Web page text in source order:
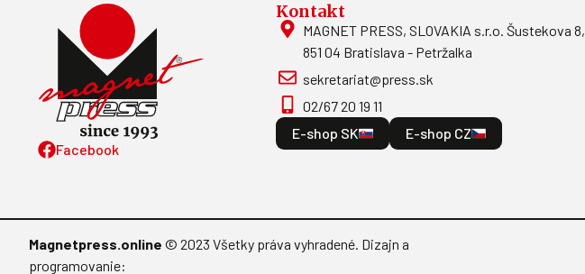
Facebook
Kontakt
MAGNET PRESS, SLOVAKIA s.r.o. Šustekova 8,
851 04 Bratislava - Petržalka
sekretariat@press.sk
02/67 20 19 11
E-shop SK
E-shop CZ
Magnetpress.online © 2023 Všetky práva vyhradené. Dizajn a
programovanie: